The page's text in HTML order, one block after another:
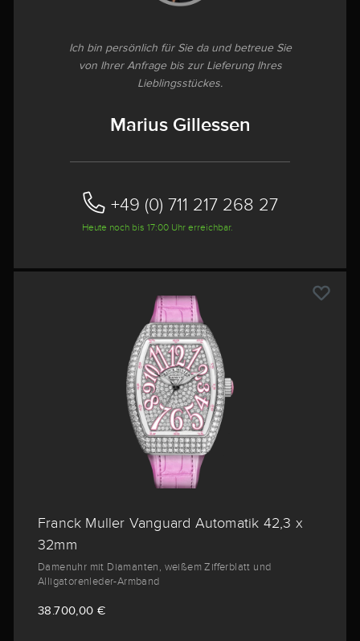
Ich bin persönlich für Sie da und betreue Sie
von Ihrer Anfrage bis zur Lieferung Ihres
Lieblingsstückes.
Marius Gillessen
+49 (0) 711 217 268 27
Heute noch bis 17:00 Uhr erreichbar.
Franck Muller Vanguard Automatik 42,3 x
32mm
Damenuhr mit Diamanten, weißem Zifferblatt und
Alligatorenleder-Armband
38.700,00 €